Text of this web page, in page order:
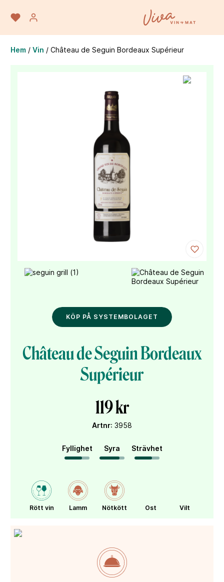
Hem / Vin / Château de Seguin Bordeaux Supérieur
Château de Seguin Bordeaux
Supérieur
119 kr
Artnr: 3958
KÖP PÅ SYSTEMBOLAGET
Fyllighet Syra Strävhet
Rött vin Lamm Nötkött Ost Vilt